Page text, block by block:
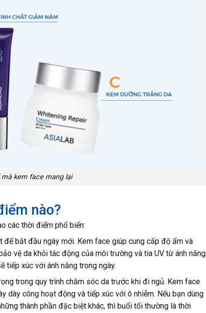
kem face mang lại
nào?
các thời điểm phổ biến:
bắt đầu ngày mới. Kem face giúp cung cấp độ ẩm và
vệ da khỏi tác động của môi trường và tia UV từ ánh nắng
tiếp xúc với ánh nắng trong ngày.
trong quy trình chăm sóc da trước khi đi ngủ. Kem face
dày công hoạt động và tiếp xúc với ô nhiễm. Nếu bạn dùng
thành phần đặc biệt khác, thì buổi tối thường là thời